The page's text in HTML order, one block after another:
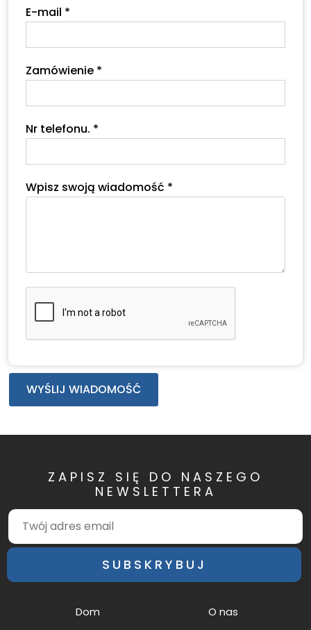
E-mail *
Zamówienie *
Nr telefonu. *
Wpisz swoją wiadomość *
WYŚLIJ WIADOMOŚĆ
ZAPISZ SIĘ DO NASZEGO
NEWSLETTERA
SUBSKRYBUJ
Dom O nas